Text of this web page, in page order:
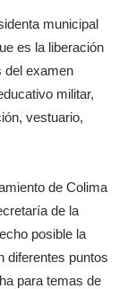
municipal
es la liberación
del examen
militar,
vestuario,
de Colima
de la
posible la
diferentes puntos
para temas de